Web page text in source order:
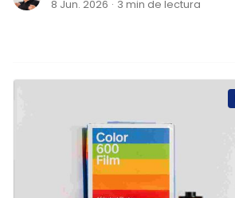
8 Jun. 2026 · 3 min de lectura